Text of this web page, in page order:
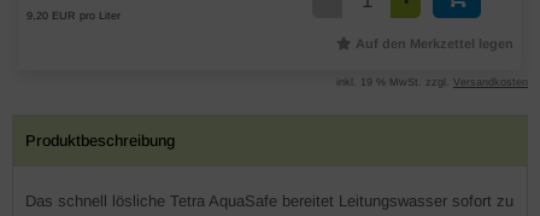
9,20 EUR pro Liter
Auf den Merkzettel legen
inkl. 19 % MwSt. zzgl. Versandkosten
Produktbeschreibung
Das schnell lösliche Tetra AquaSafe bereitet Leitungswasser sofort zu